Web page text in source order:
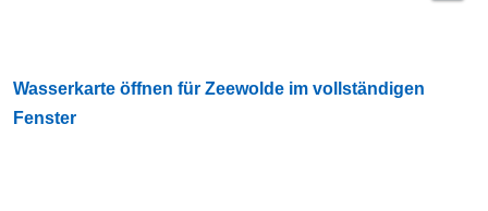
Wasserkarte öffnen für Zeewolde im vollständigen
Fenster